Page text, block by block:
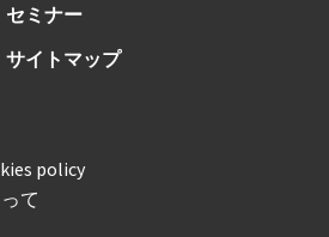
セミナー
サイトマップ
policy
て